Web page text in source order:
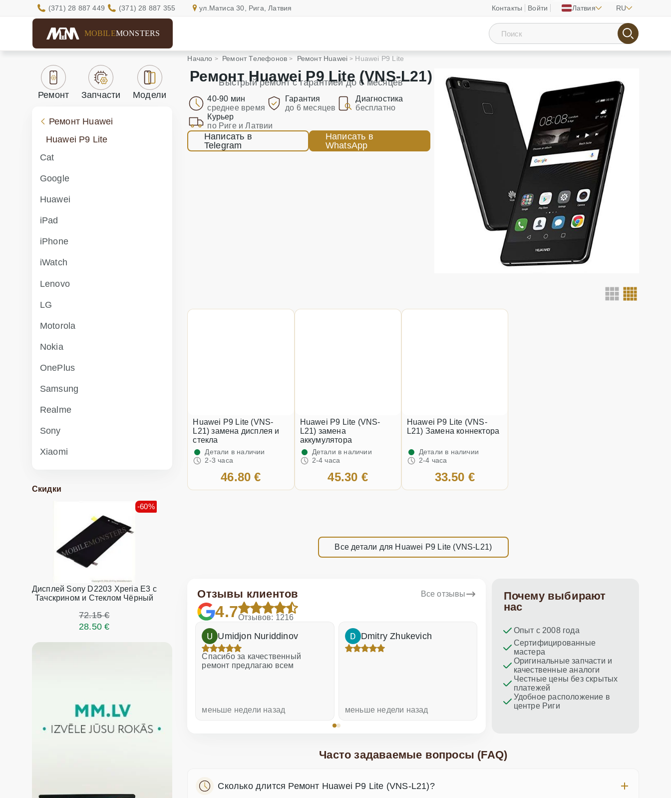
Контакты Войти Латвия RU
(371) 28 887 449 (371) 28 887 355 ул.Матиса 30, Рига, Латвия
MOBILEMONSTERS
Ремонт Запчасти Модели
Ремонт Huawei
Huawei P9 Lite
Cat
Google
Huawei
iPad
iPhone
iWatch
Lenovo
LG
Motorola
Nokia
OnePlus
Samsung
Realme
Sony
Xiaomi
Скидки
Дисплей Sony D2203 Xperia E3 с
Тачскрином и Стеклом Чёрный
-60%
72.15 €
28.50 €
Начало Ремонт Телефонов Ремонт Huawei Huawei P9 Lite
Ремонт Huawei P9 Lite (VNS-L21)
Быстрый ремонт с гарантией до 6 месяцев
40-90 мин
среднее время
Гарантия
до 6 месяцев
Диагностика
бесплатно
Курьер
по Риге и Латвии
Написать в
Telegram
Написать в
WhatsApp
Huawei P9 Lite (VNS-
L21) замена дисплея и
стекла
Детали в наличии
2-3 часа
46.80 €
Huawei P9 Lite (VNS-
L21) замена
аккумулятора
Детали в наличии
2-4 часа
45.30 €
Huawei P9 Lite (VNS-
L21) Замена коннектора
Детали в наличии
2-4 часа
33.50 €
Все детали для Huawei P9 Lite (VNS-L21)
Отзывы клиентов Все отзывы
4.7Отзывов: 1216
неделю назад
Umidjon Nuriddinov
Спасибо за качественный
ремонт предлагаю всем
меньше недели назад
Dmitry Zhukevich
меньше недели назад
Dina Vituma
Отличное обслуживание!
неделю назад
Почему выбирают
нас
Опыт с 2008 года
Сертифицированные
мастера
Оригинальные запчасти и
качественные аналоги
Честные цены без скрытых
платежей
Удобное расположение в
центре Риги
Часто задаваемые вопросы (FAQ)
Сколько длится Ремонт Huawei P9 Lite (VNS-L21)?